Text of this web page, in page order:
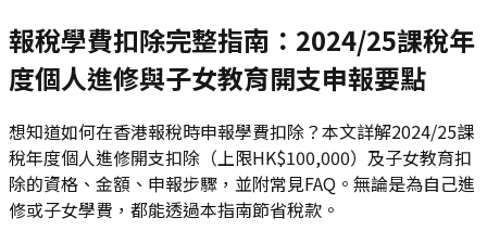
報稅學費扣除完整指南：2024/25課稅年
度個人進修與子女教育開支申報要點
想知道如何在香港報稅時申報學費扣除？本文詳解2024/25課
稅年度個人進修開支扣除（上限HK$100,000）及子女教育扣
除的資格、金額、申報步驟，並附常見FAQ。無論是為自己進
修或子女學費，都能透過本指南節省稅款。